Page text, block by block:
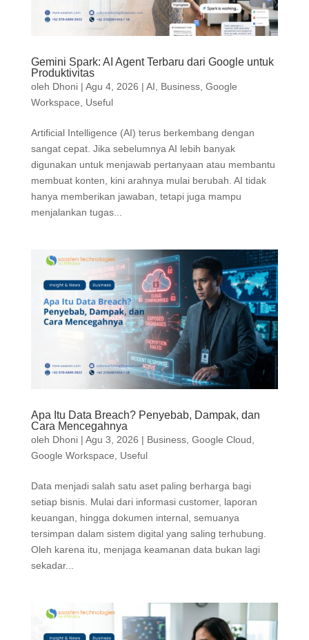
Gemini Spark: AI Agent Terbaru dari Google untuk
Produktivitas
oleh Dhoni| Agu 4, 2026 | AI Business, Google
Workspace
Useful
Artificial Intelligence (AI) terus berkembang dengan
sangat cepat. Jika sebelumnya AI lebih banyak
digunakan untuk menjawab pertanyaan atau membantu
membuat konten, kini arahnya mulai berubah. AI tidak
hanya memberikan jawaban, tetapi juga mampu
menjalankan tugas...
Apa Itu Data Breach? Penyebab, Dampak, dan
Cara Mencegahnya
oleh Dhoni| Agu 3, 2026 | Business, Google Cloud
Google Workspace
Useful
Data menjadi salah satu aset paling berharga bagi
setiap bisnis. Mulai dari informasi customer, laporan
keuangan, hingga dokumen internal, semuanya
tersimpan dalam sistem digital yang saling terhubung.
Oleh karena itu, menjaga keamanan data bukan lagi
sekadar...